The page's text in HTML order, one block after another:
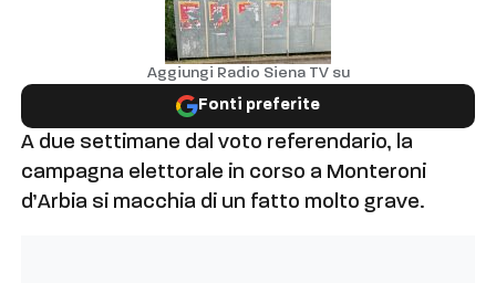
Aggiungi Radio Siena TV su
Fonti preferite
A due settimane dal voto referendario, la
campagna elettorale in corso a Monteroni
d’Arbia si macchia di un fatto molto grave.